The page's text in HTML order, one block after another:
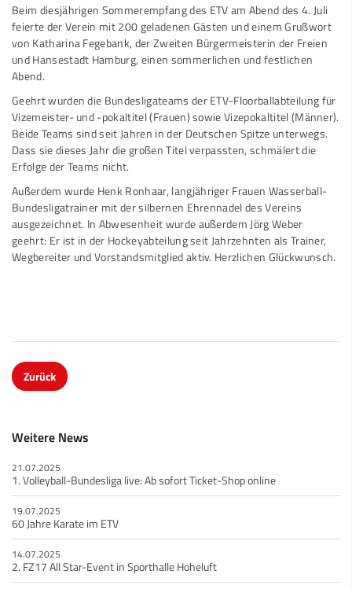
Beim diesjährigen Sommerempfang des ETV am Abend des 4. Juli
feierte der Verein mit 200 geladenen Gästen und einem Grußwort
von Katharina Fegebank, der Zweiten Bürgermeisterin der Freien
und Hansestadt Hamburg, einen sommerlichen und festlichen
Abend.
Geehrt wurden die Bundesligateams der ETV-Floorballabteilung für
Vizemeister- und -pokaltitel (Frauen) sowie Vizepokaltitel (Männer).
Beide Teams sind seit Jahren in der Deutschen Spitze unterwegs.
Dass sie dieses Jahr die großen Titel verpassten, schmälert die
Erfolge der Teams nicht.
Außerdem wurde Henk Ronhaar, langjähriger Frauen Wasserball-
Bundesligatrainer mit der silbernen Ehrennadel des Vereins
ausgezeichnet. In Abwesenheit wurde außerdem Jörg Weber
geehrt: Er ist in der Hockeyabteilung seit Jahrzehnten als Trainer,
Wegbereiter und Vorstandsmitglied aktiv. Herzlichen Glückwunsch.
Zurück
Weitere News
21.07.2025
1. Volleyball-Bundesliga live: Ab sofort Ticket-Shop online
19.07.2025
60 Jahre Karate im ETV
14.07.2025
2. FZ17 All Star-Event in Sporthalle Hoheluft